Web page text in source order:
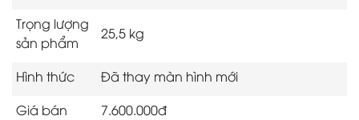
Trọng lượng
sản phẩm
25,5 kg
Hình thức
Đã thay màn hình mới
Giá bán
7.600.000đ